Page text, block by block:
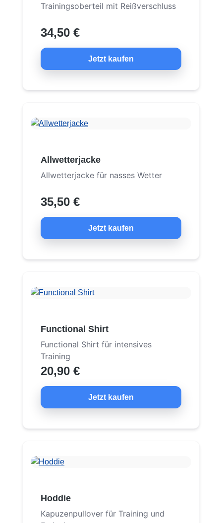
Trainingsoberteil mit Reißverschluss
34,50 €
Jetzt kaufen
Allwetterjacke
Allwetterjacke für nasses Wetter
35,50 €
Jetzt kaufen
Functional Shirt
Functional Shirt für intensives
Training
20,90 €
Jetzt kaufen
Hoddie
Kapuzenpullover für Training und